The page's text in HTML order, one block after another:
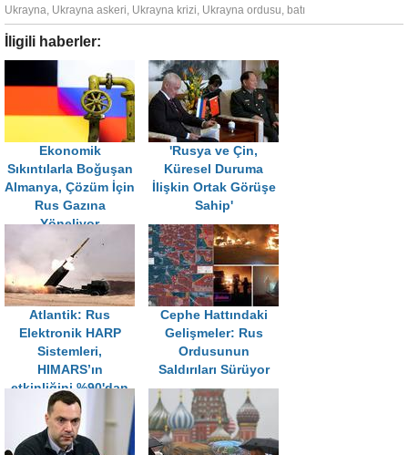
Ukrayna, Ukrayna askeri, Ukrayna krizi, Ukrayna ordusu, batı
İligili haberler:
Ekonomik
Sıkıntılarla Boğuşan
Almanya, Çözüm İçin
Rus Gazına
Yöneliyor
'Rusya ve Çin,
Küresel Duruma
İlişkin Ortak Görüşe
Sahip'
Atlantik: Rus
Elektronik HARP
Sistemleri,
HIMARS’ın
etkinliğini %90'dan
fazla azalttı
Cephe Hattındaki
Gelişmeler: Rus
Ordusunun
Saldırıları Sürüyor